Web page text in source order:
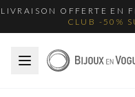
LIVRAISON OFFERTE EN
CLUB -50%